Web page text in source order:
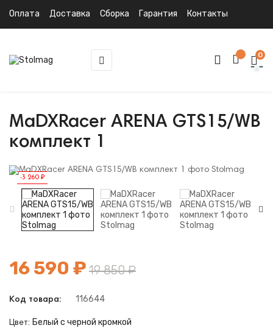
Оплата Доставка Сборка Гарантия Контакты
Toggle
navigation
☰ 0
MaDXRacer ARENA GTS15/WB
комплект 1
-3 260 ₽
16 590 ₽ 19 850 ₽
Код товара: 116644
Цвет: Белый с черной кромкой